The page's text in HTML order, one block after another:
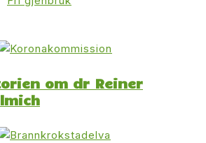
om dr Reiner